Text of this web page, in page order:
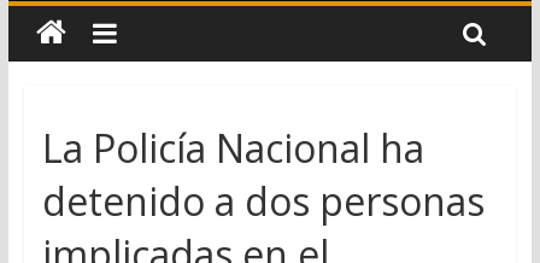
La Policía Nacional ha
detenido a dos personas